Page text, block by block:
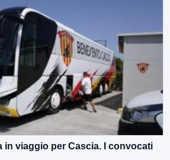
in viaggio per Cascia. I convocati